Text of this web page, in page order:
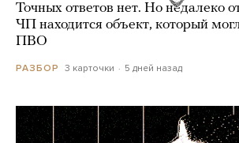
Точных ответов нет. Но недалеко
ЧП находится объект, который
ПВО
РАЗБОР 3 карточки 5 дней назад